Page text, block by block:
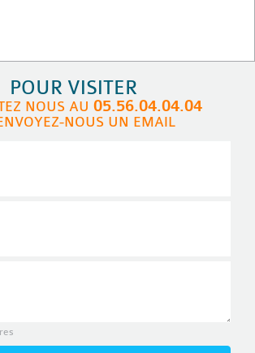
POUR VISITER
NOUS AU 05.56.04.04.04
NOUS UN EMAIL